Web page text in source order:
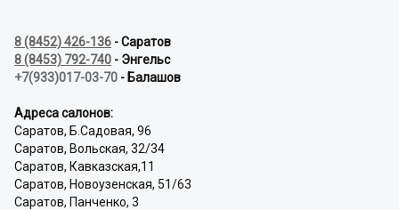
8 (8452) 426-136 - Саратов
8 (8453) 792-740 - Энгельс
+7(933)017-03-70 - Балашов
Адреса салонов:
Саратов, Б.Садовая, 96
Саратов, Вольская, 32/34
Саратов, Кавказская,11
Саратов, Новоузенская, 51/63
Саратов, Панченко, 3